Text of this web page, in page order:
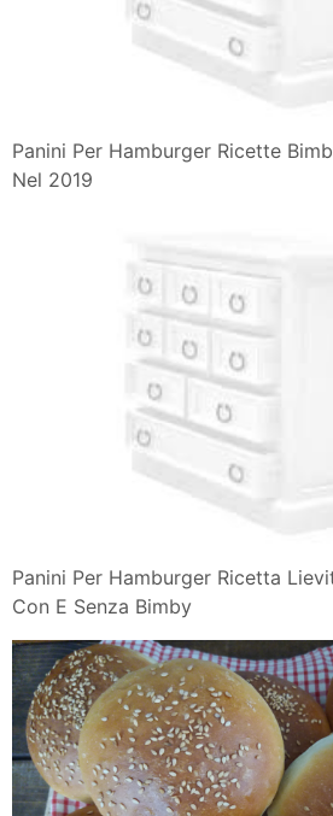
Panini Per Hamburger Ricette
Nel 2019
Panini Per Hamburger Ricetta
Con E Senza Bimby